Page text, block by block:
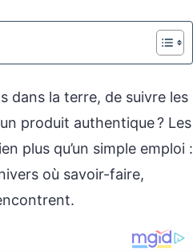
dans la terre, de suivre les
produit authentique ? Les
plus qu’un simple emploi :
où savoir-faire,